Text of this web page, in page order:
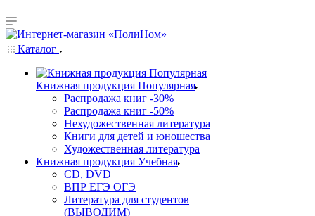
Каталог
Книжная продукция Популярная
Распродажа книг -30%
Распродажа книг -50%
Нехудожественная литература
Книги для детей и юношества
Художественная литература
Книжная продукция Учебная
CD, DVD
ВПР ЕГЭ ОГЭ
Литература для студентов
(ВЫВОДИМ)